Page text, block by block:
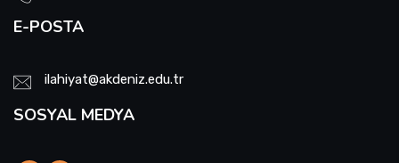
E-POSTA
ilahiyat@akdeniz.edu.tr
SOSYAL MEDYA